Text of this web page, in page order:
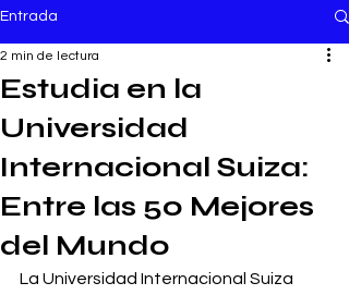
Entrada
Estudia en la
Universidad
Internacional Suiza:
Entre las 50 Mejores
del Mundo
2 min de lectura
La Universidad Internacional Suiza